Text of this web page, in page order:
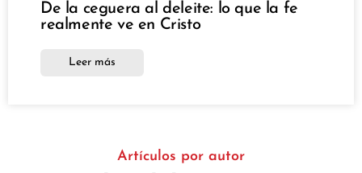
De la ceguera al deleite: lo que la fe
realmente ve en Cristo
Leer más
Artículos por autor